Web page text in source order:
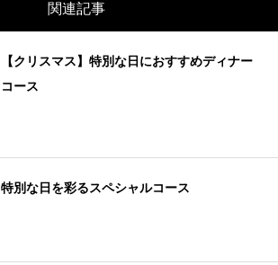
関連記事
【クリスマス】特別な日におすすめディナー
コース
特別な日を彩るスペシャルコース